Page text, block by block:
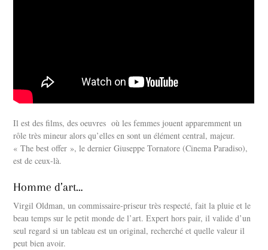
Il est des films, des oeuvres où les femmes jouent apparemment un
rôle très mineur alors qu’elles en sont un élément central, majeur.
« The best offer », le dernier Giuseppe Tornatore (Cinema Paradiso),
est de ceux-là.
Homme d’art…
Virgil Oldman, un commissaire-priseur très respecté, fait la pluie et le
beau temps sur le petit monde de l’art. Expert hors pair, il valide d’un
seul regard si un tableau est un original, recherché et quelle valeur il
peut bien avoir.